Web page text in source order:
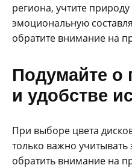
региона, учтите
эмоциональную
обратите внимание на
Подумайте о
и удобстве
При выборе цвета
только важно учитывать
обратить внимание на